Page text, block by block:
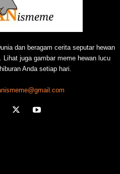
dan beragam cerita seputar hewan
Lihat juga gambar meme hewan lucu
Anda setiap hari.